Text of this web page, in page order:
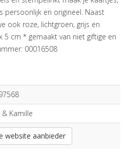
persoonlijk en origineel. Naast
ook roze, lichtgroen, grijs en
cm * gemaakt van niet giftige en
00016508
& Kamille
website aanbieder